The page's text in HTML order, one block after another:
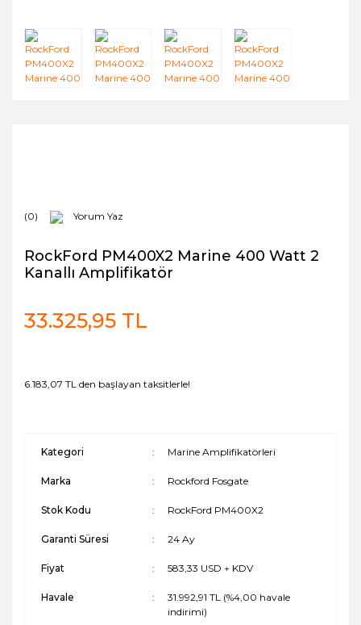
(0) Yorum Yaz
RockFord PM400X2 Marine 400 Watt 2
Kanallı Amplifikatör
33.325,95 TL
6.183,07 TL den başlayan taksitlerle!
Kategori Marine Amplifikatörleri
Marka Rockford Fosgate
Stok Kodu RockFord PM400X2
Garanti Süresi 24 Ay
Fiyat 583,33 USD + KDV
Havale
31.992,91 TL (%4,00 havale
indirimi)